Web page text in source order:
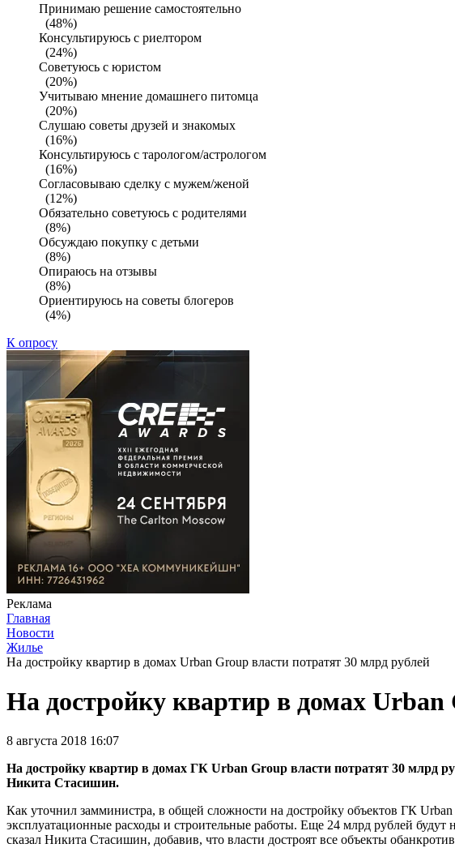
Принимаю решение самостоятельно
(48%)
Консультируюсь с риелтором
(24%)
Советуюсь с юристом
(20%)
Учитываю мнение домашнего питомца
(20%)
Слушаю советы друзей и знакомых
(16%)
Консультируюсь с тарологом/астрологом
(16%)
Согласовываю сделку с мужем/женой
(12%)
Обязательно советуюсь с родителями
(8%)
Обсуждаю покупку с детьми
(8%)
Опираюсь на отзывы
(8%)
Ориентируюсь на советы блогеров
(4%)
К опросу
Реклама
Главная
Новости
Жилье
На достройку квартир в домах Urban Group власти потратят 30 млрд рублей
На достройку квартир в домах
8 августа 2018 16:07
На достройку квартир в домах ГК Urban Group власти потратят 30 млрд
Никита Стасишин.
Как уточнил замминистра, в общей сложности на достройку объектов ГК
эксплуатационные расходы и строительные работы. Еще 24 млрд рублей
сказал Никита Стасишин, добавив, что власти достроят все объекты